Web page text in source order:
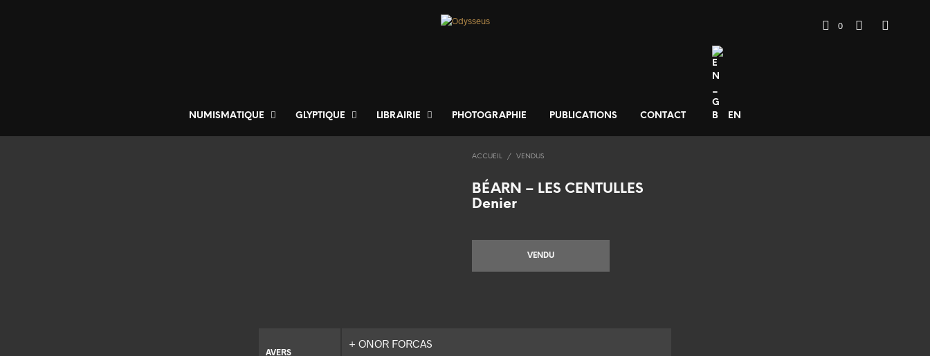
NUMISMATIQUE GLYPTIQUE LIBRAIRIE PHOTOGRAPHIE PUBLICATIONS CONTACT EN
0
ACCUEIL / VENDUS
BÉARN – LES CENTULLES
Denier
VENDU
AVERS
+ ONOR FORCAS